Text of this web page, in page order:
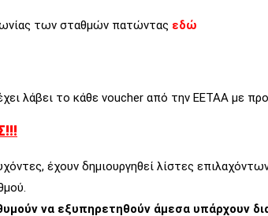
των σταθμών πατώντας εδώ
λάβει το κάθε voucher από την ΕΕΤΑΑ με
έχουν δημιουργηθεί λίστες
να εξυπηρετηθούν άμεσα υπάρχουν